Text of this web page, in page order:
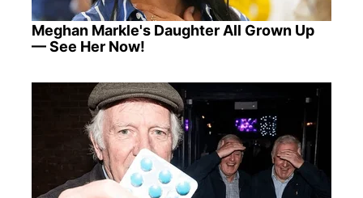
Meghan Markle's Daughter All Grown Up
— See Her Now!